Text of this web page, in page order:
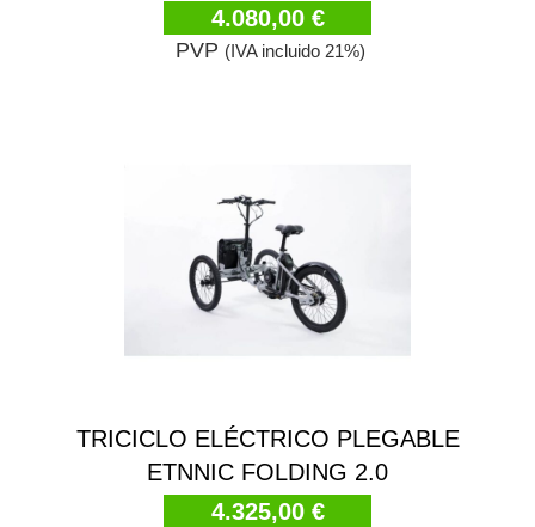
4.080,00 €
PVP (IVA incluido 21%)
TRICICLO ELÉCTRICO PLEGABLE
ETNNIC FOLDING 2.0
4.325,00 €